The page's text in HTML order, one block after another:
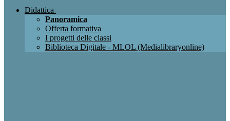
Didattica
Panoramica
Offerta formativa
I progetti delle classi
Biblioteca Digitale - MLOL (Medialibraryonline)